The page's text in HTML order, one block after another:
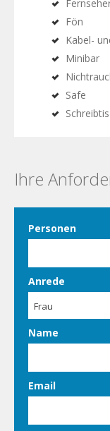
Fön
Kabel-
Minibar
Safe
Ihre
Personen
Anrede
Frau
Name
Email